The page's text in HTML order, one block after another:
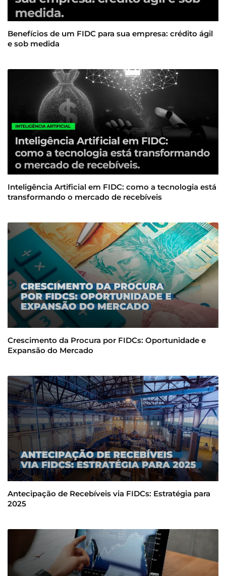
Benefícios de um FIDC para sua empresa: crédito ágil
e sob medida
Inteligência Artificial em FIDC: como a tecnologia está
transformando o mercado de recebíveis
Crescimento da Procura por FIDCs: Oportunidade e
Expansão do Mercado
Antecipação de Recebíveis via FIDCs: Estratégia para
2025